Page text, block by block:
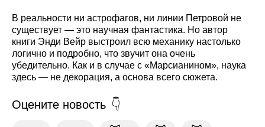
В реальности ни астрофагов, ни линии Петровой не
существует — это научная фантастика. Но автор
книги Энди Вейр выстроил всю механику настолько
логично и подробно, что звучит она очень
убедительно. Как и в случае с «Марсианином», наука
здесь — не декорация, а основа всего сюжета.
Оцените новость